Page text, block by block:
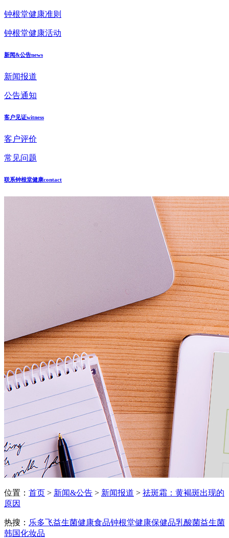
钟根堂健康准则
钟根堂健康活动
新闻&公告news
新闻报道
公告通知
客户见证witness
客户评价
常见问题
联系钟根堂健康contact
位置： 首页 > 新闻&公告 > 新闻报道 > 祛斑霜：黄褐斑出现的
原因
热搜： 乐多飞益生菌健康食品钟根堂健康保健品乳酸菌益生菌
韩国化妆品